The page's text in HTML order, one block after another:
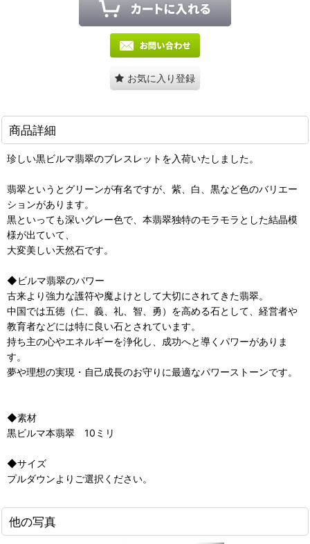
お気に入り登録
商品詳細
珍しい黒ビルマ翡翠のブレスレットを入荷いたしました。
翡翠というとグリーンが有名ですが、紫、白、黒など色のバリエー
ションがあります。
黒といっても深いグレー色で、本翡翠独特のモラモラとした結晶模
様が出ていて、
大変美しい天然石です。
◆ビルマ翡翠のパワー
古来より強力な護符や魔よけとして大切にされてきた翡翠。
中国では五徳（仁、義、礼、智、勇）を高める石として、経営者や
教育者などには特に良い石とされています。
持ち主の心やエネルギーを浄化し、成功へと導くパワーがありま
す。
夢や理想の実現・自己成長のお守りに最適なパワーストーンです。
◆素材
黒ビルマ本翡翠 10ミリ
◆サイズ
プルダウンよりご選択ください。
他の写真